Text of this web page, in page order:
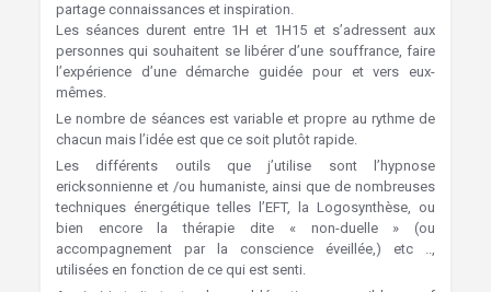
partage connaissances et inspiration.Hypnose Ixelles
Les séances durent entre 1H et 1H15 et s’adressent aux
personnes qui souhaitent se libérer d’une souffrance, faire
l’expérience d’une démarche guidée pour et vers eux-
mêmes.
Le nombre de séances est variable et propre au rythme de
chacun mais l’idée est que ce soit plutôt rapide.
Les différents outils que j’utilise sont l’hypnose
ericksonnienne et /ou humaniste, ainsi que de nombreuses
techniques énergétique telles l’EFT, la Logosynthèse, ou
bien encore la thérapie dite « non-duelle » (ou
accompagnement par la conscience éveillée,) etc ..,
utilisées en fonction de ce qui est senti.